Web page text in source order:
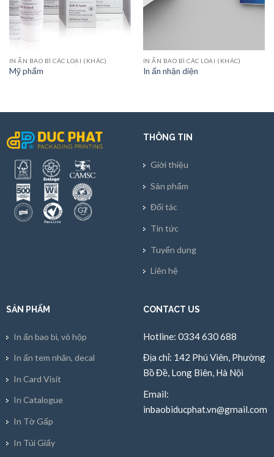
IN ẤN BAO BÌ CÁC LOẠI (KHÁC)
Mỹ phẩm
IN ẤN BAO BÌ CÁC LOẠI (KHÁC)
In ấn nhận diện
THÔNG TIN
Giới thiệu
Sản phẩm
Đối tác
Tin tức
Tuyển dụng
Liên hệ
SẢN PHẨM
In ấn bao bì, vỏ hộp
In ấn tem nhãn, decal
In Card Visit
In Catalogue
In Tờ Gấp
In Túi Giấy
CONTACT US
Hotline: 0334 630 688
Địa chỉ: 142 Phú Viên, Phường
Bồ Đề, Long Biên, Hà Nội
Email:
inbaobiducphat.vn@gmail.com